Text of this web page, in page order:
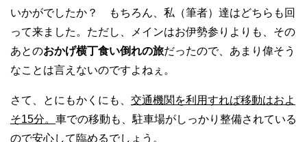
いかがでしたか？ もちろん、私（筆者）達はどちらも回
って来ました。ただし、メインはお伊勢参りよりも、その
あとのおかげ横丁食い倒れの旅だったので、あまり偉そう
なことは言えないのですよねぇ。
さて、とにもかくにも、 交通機関を利用すれば移動はおよ
そ15分。 車での移動も、駐車場がしっかり整備されている
ので安心して臨めるでしょう。